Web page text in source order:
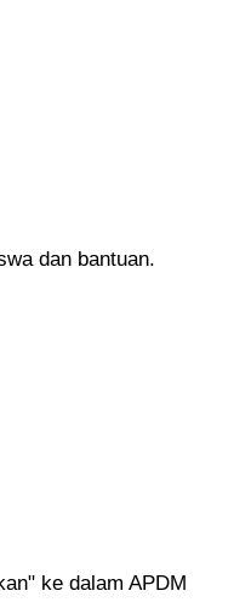
dan bantuan.
ke dalam APDM